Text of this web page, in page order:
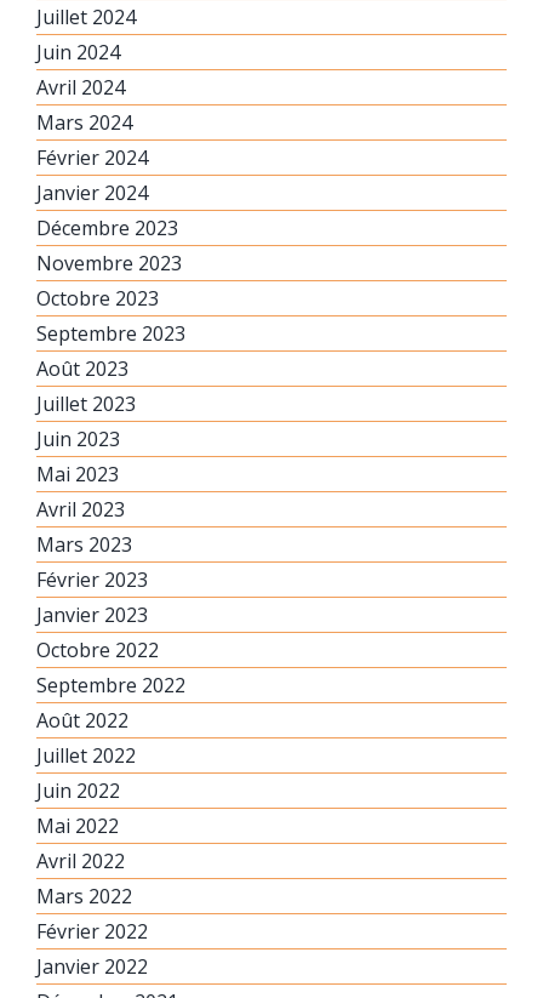
Juillet 2024
Juin 2024
Avril 2024
Mars 2024
Février 2024
Janvier 2024
Décembre 2023
Novembre 2023
Octobre 2023
Septembre 2023
Août 2023
Juillet 2023
Juin 2023
Mai 2023
Avril 2023
Mars 2023
Février 2023
Janvier 2023
Octobre 2022
Septembre 2022
Août 2022
Juillet 2022
Juin 2022
Mai 2022
Avril 2022
Mars 2022
Février 2022
Janvier 2022